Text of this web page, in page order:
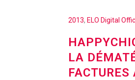
2013, ELO Digital
LA